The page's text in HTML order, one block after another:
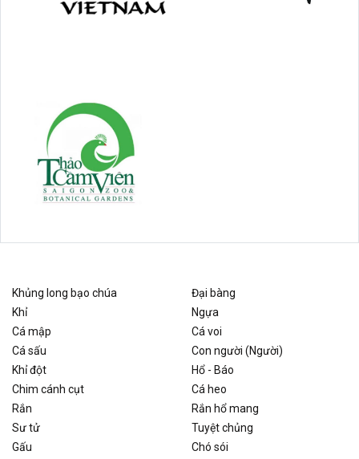
Khủng long bạo chúa
Đại bàng
Khỉ
Ngựa
Cá mập
Cá voi
Cá sấu
Con người (Người)
Khỉ đột
Hổ - Báo
Chim cánh cụt
Cá heo
Rắn
Rắn hổ mang
Sư tử
Tuyệt chủng
Gấu
Chó sói